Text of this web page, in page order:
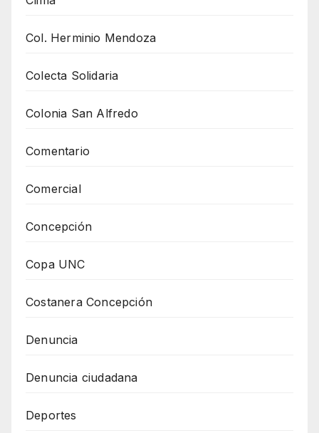
Col. Herminio Mendoza
Colecta Solidaria
Colonia San Alfredo
Comentario
Comercial
Concepción
Copa UNC
Costanera Concepción
Denuncia
Denuncia ciudadana
Deportes